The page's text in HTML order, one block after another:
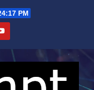
PM